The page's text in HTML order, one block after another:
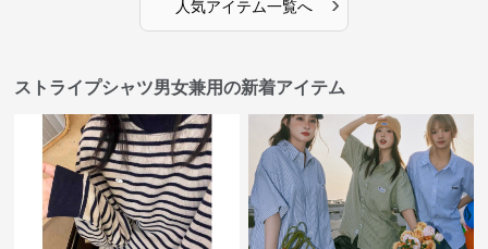
人気アイテム一覧へ
ストライプシャツ男女兼用の新着アイテム